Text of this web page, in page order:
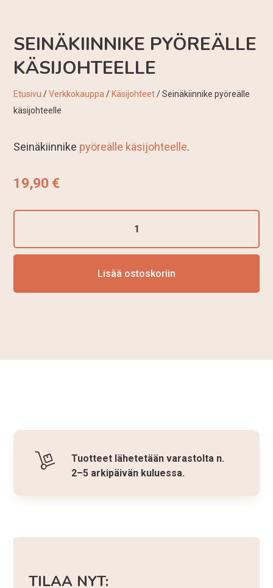
SEINÄKIINNIKE PYÖREÄLLE
KÄSIJOHTEELLE
Etusivu /Verkkokauppa /Käsijohteet/ Seinäkiinnike pyöreälle
käsijohteelle
Seinäkiinnike pyöreälle käsijohteelle.
19,90 €
käsijohteelle
Lisää ostoskoriin
Tuotteet lähetetään varastolta n.
2–5 arkipäivän kuluessa.
TILAA NYT: